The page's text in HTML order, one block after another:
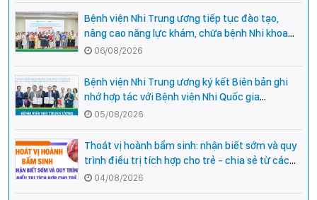
Bệnh viện Nhi Trung ương tiếp tục đào tạo,
nâng cao năng lực khám, chữa bệnh Nhi khoa
cho cán bộ y tế tại các tỉnh miền núi phía Bắc
06/08/2026
Bệnh viện Nhi Trung ương ký kết Biên bản ghi
nhớ hợp tác với Bệnh viện Nhi Quốc gia
Campuchia
05/08/2026
Thoát vị hoành bẩm sinh: nhận biết sớm và quy
trình điều trị tích hợp cho trẻ - chia sẻ từ các
chuyên gia hàng đầu của Bệnh Viện Nhi Trung
04/08/2026